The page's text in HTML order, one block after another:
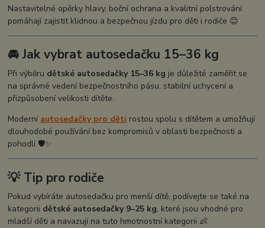
Nastavitelné opěrky hlavy, boční ochrana a kvalitní polstrování
pomáhají zajistit klidnou a bezpečnou jízdu pro děti i rodiče 😊
🚘 Jak vybrat autosedačku 15–36 kg
Při výběru dětské autosedačky 15–36 kg je důležité zaměřit se
na správné vedení bezpečnostního pásu, stabilní uchycení a
přizpůsobení velikosti dítěte.
Moderní autosedačky pro děti rostou spolu s dítětem a umožňují
dlouhodobé používání bez kompromisů v oblasti bezpečnosti a
pohodlí 🛡️✨
💡 Tip pro rodiče
Pokud vybíráte autosedačku pro menší dítě, podívejte se také na
kategorii dětské autosedačky 9–25 kg, které jsou vhodné pro
mladší děti a navazují na tuto hmotnostní kategorii 👶